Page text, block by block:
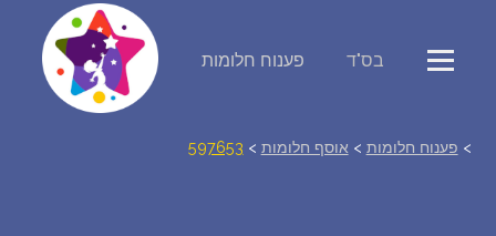
פענוח חלומות בס"ד
פירוש חלומות
יומן החלומות שלך (0)
> פענוח חלומות > אוסף חלומות >
597653